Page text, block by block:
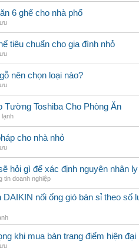
6 ghế cho nhà phố
tiêu chuẩn cho gia đình nhỏ
nên chọn loại nào?
Tường Toshiba Cho Phòng Ăn
lạnh
cho nhà nhỏ
hỏi gì để xác định nguyên nhân
tin doanh nghiệp
DAIKIN nối ống gió bán sỉ theo số
khi mua bàn trang điểm hiện đại